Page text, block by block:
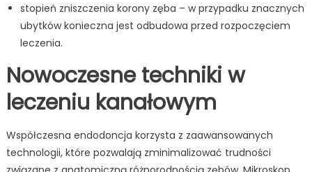
stopień zniszczenia korony zęba – w przypadku znacznych
ubytków konieczna jest odbudowa przed rozpoczęciem
leczenia.
Nowoczesne techniki w
leczeniu kanałowym
Współczesna endodoncja korzysta z zaawansowanych
technologii, które pozwalają zminimalizować trudności